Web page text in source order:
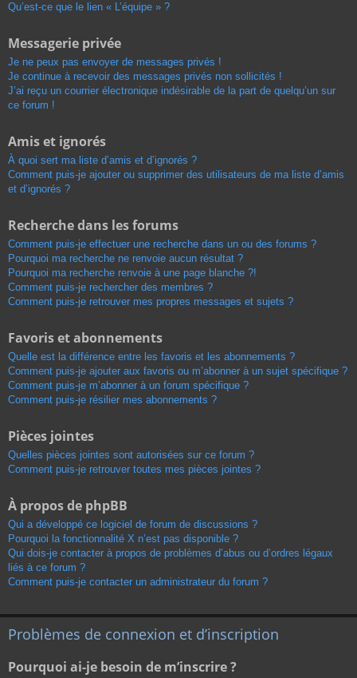
Qu’est-ce que le lien « L’équipe » ?
Messagerie privée
Je ne peux pas envoyer de messages privés !
Je continue à recevoir des messages privés non sollicités !
J’ai reçu un courrier électronique indésirable de la part de quelqu’un sur
ce forum !
Amis et ignorés
À quoi sert ma liste d’amis et d’ignorés ?
Comment puis-je ajouter ou supprimer des utilisateurs de ma liste d’amis
et d’ignorés ?
Recherche dans les forums
Comment puis-je effectuer une recherche dans un ou des forums ?
Pourquoi ma recherche ne renvoie aucun résultat ?
Pourquoi ma recherche renvoie à une page blanche ?!
Comment puis-je rechercher des membres ?
Comment puis-je retrouver mes propres messages et sujets ?
Favoris et abonnements
Quelle est la différence entre les favoris et les abonnements ?
Comment puis-je ajouter aux favoris ou m’abonner à un sujet spécifique ?
Comment puis-je m’abonner à un forum spécifique ?
Comment puis-je résilier mes abonnements ?
Pièces jointes
Quelles pièces jointes sont autorisées sur ce forum ?
Comment puis-je retrouver toutes mes pièces jointes ?
À propos de phpBB
Qui a développé ce logiciel de forum de discussions ?
Pourquoi la fonctionnalité X n’est pas disponible ?
Qui dois-je contacter à propos de problèmes d’abus ou d’ordres légaux
liés à ce forum ?
Comment puis-je contacter un administrateur du forum ?
Problèmes de connexion et d’inscription
Pourquoi ai-je besoin de m’inscrire ?